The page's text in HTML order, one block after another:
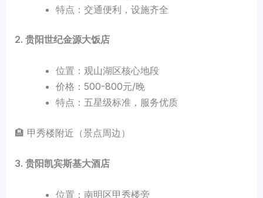
特点：交通便利，设施齐全
2. 贵阳世纪金源大饭店
位置：观山湖区核心地段
价格：500-800元/晚
特点：五星级标准，服务优质
🏨 甲秀楼附近（景点周边）
3. 贵阳凯宾斯基大酒店
位置：南明区甲秀楼旁